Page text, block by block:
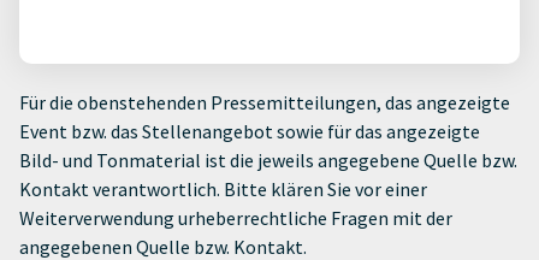
Für die obenstehenden Pressemitteilungen, das angezeigte
Event bzw. das Stellenangebot sowie für das angezeigte
Bild- und Tonmaterial ist die jeweils angegebene Quelle bzw.
Kontakt verantwortlich. Bitte klären Sie vor einer
Weiterverwendung urheberrechtliche Fragen mit der
angegebenen Quelle bzw. Kontakt.